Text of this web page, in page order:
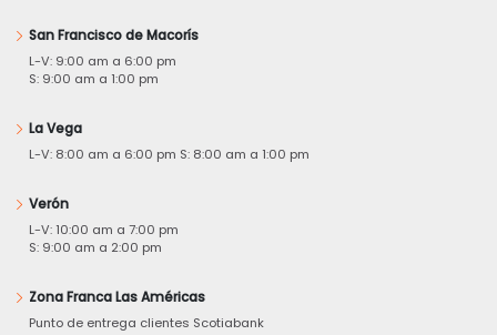
San Francisco de Macorís
L-V: 9:00 am a 6:00 pm
S: 9:00 am a 1:00 pm
La Vega
L-V: 8:00 am a 6:00 pm S: 8:00 am a 1:00 pm
Verón
L-V: 10:00 am a 7:00 pm
S: 9:00 am a 2:00 pm
Zona Franca Las Américas
Punto de entrega clientes Scotiabank